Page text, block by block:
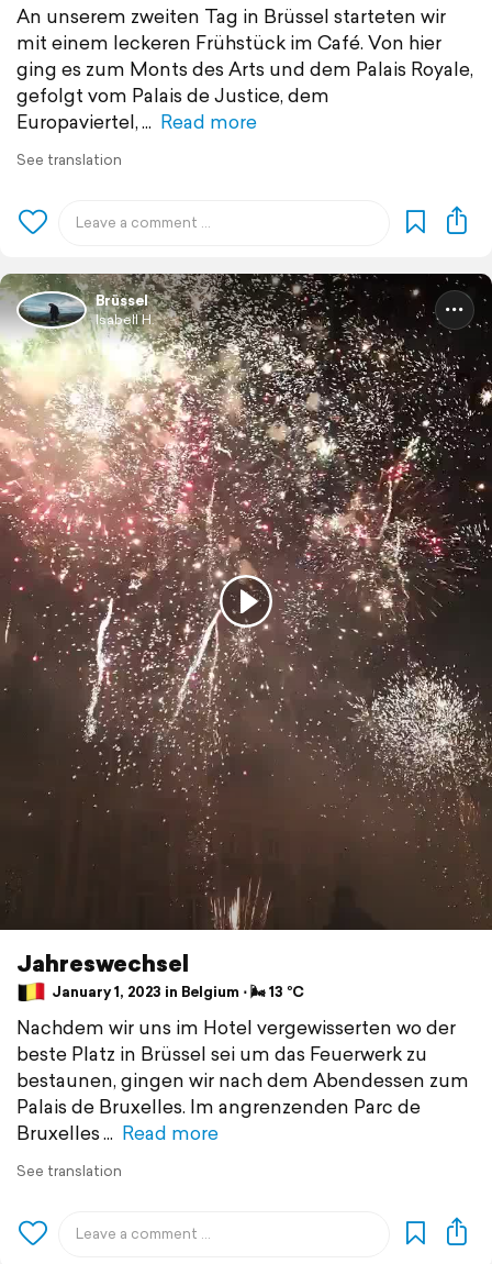
An unserem zweiten Tag in Brüssel starteten wir
mit einem leckeren Frühstück im Café. Von hier
ging es zum Monts des Arts und dem Palais Royale,
gefolgt vom Palais de Justice, dem
Europaviertel,
Read more
See translation
Brüssel
Isabell H.
Jahreswechsel
January 1, 2023 in Belgium ⋅ 🌬 13 °C
Nachdem wir uns im Hotel vergewisserten wo der
beste Platz in Brüssel sei um das Feuerwerk zu
bestaunen, gingen wir nach dem Abendessen zum
Palais de Bruxelles. Im angrenzenden Parc de
Bruxelles
Read more
See translation